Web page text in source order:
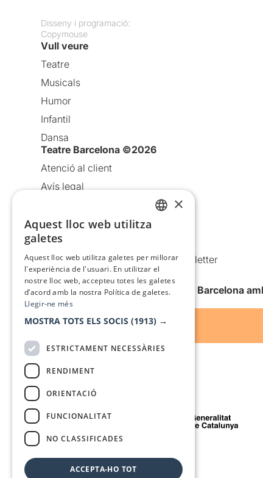
Disseny i programació:
Copymouse
Vull veure
Teatre
Musicals
Humor
Infantil
Dansa
Teatre Barcelona ©2026
Atenció al client
Avís legal
Política de cookies
Condicions d’ús
Comunicacions comercials i Newsletter
Anuncia’t
Vull rebre la newsletter de Teatre Barcelona
Amb el suport de
Mitjà de comunicació associat a
×
Aquest lloc web utilitza
galetes
Aquest lloc web utilitza galetes per millorar
l'experiència de l'usuari. En utilitzar el
nostre lloc web, accepteu totes les galetes
d’acord amb la nostra Política de galetes.
Llegir-ne més
MOSTRA TOTS ELS SOCIS (1913) →
ESTRICTAMENT NECESSÀRIES
RENDIMENT
ORIENTACIÓ
FUNCIONALITAT
NO CLASSIFICADES
ACCEPTA-HO TOT